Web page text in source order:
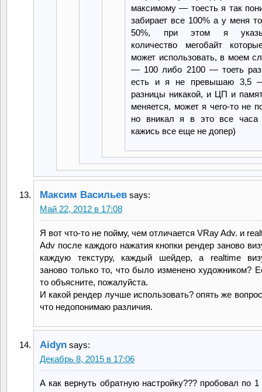
максимому — тоесть я так
забирает все 100% а у меня
50%, при этом я
количество мегобайт
может использовать, в моем
— 100 либо 2100 — тоеть
есть и я не превышаю 3,5
разницы никакой, и ЦП и
меняется, может я чего-то не
но вникал я в это все
кажись все еще не допер)
Максим Васильев says:
Май 22, 2012 в 17:08
Я вот что-то не пойму, чем отличается VRay Adv. и
Adv после каждого нажатия кнопки рендер заново
каждую текстуру, каждый шейдер, а realtime
заново только то, что было изменено художником?
то объясните, пожалуйста.
И какой рендер лучше использовать? опять же вопрос
что недопонимаю различия.
Aidyn says:
Декабрь 8, 2015 в 17:06
А как вернуть обратную настройку??? пробовал по 1